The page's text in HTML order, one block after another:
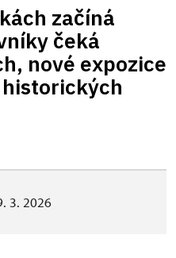
začíná
čeká
nové expozice
3. 2026